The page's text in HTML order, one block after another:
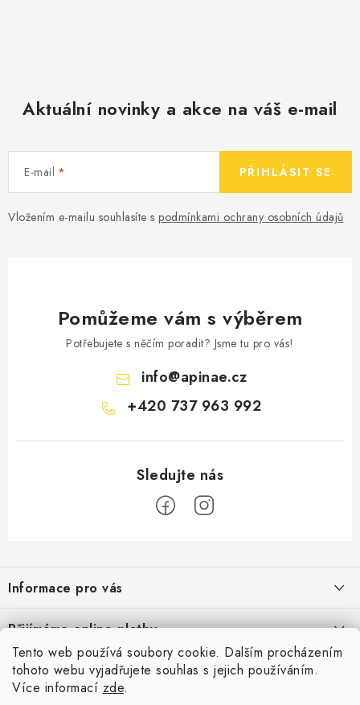
Tento web používá soubory cookie. Dalším procházením
tohoto webu vyjadřujete souhlas s jejich používáním.
Více informací zde.
Aktuální novinky a akce na váš e-mail
E-mail
Vložením e-mailu souhlasíte s podmínkami ochrany osobních údajů
PŘIHLÁSIT SE
Pomůžeme vám s výběrem
Potřebujete s něčím poradit? Jsme tu pro vás!
info@apinae.cz
+420 737 963 992
p
a
t
Informace pro vás
Časté dotazy
Obchodní podmínky
Podmínky ochrany osobních údajů
Přijímáme online platby
Facebook